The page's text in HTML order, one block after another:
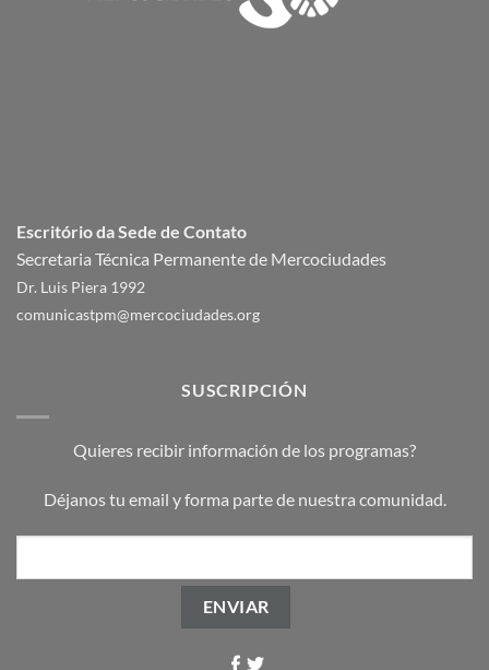
Escritório da Sede de Contato
Secretaria Técnica Permanente de Mercociudades
Dr. Luis Piera 1992
comunicastpm@mercociudades.org
SUSCRIPCIÓN
Quieres recibir información de los programas?
Déjanos tu email y forma parte de nuestra comunidad.